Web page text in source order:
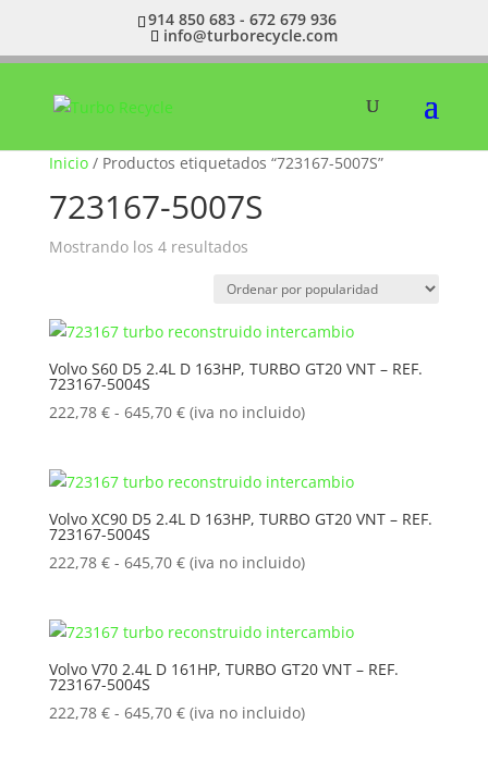
914 850 683 - 672 679 936
info@turborecycle.com
Inicio/ Productos etiquetados “723167-5007S”
723167-5007S
Mostrando los 4 resultadosOrdenado
popularidad
Volvo S60 D5 2.4L D 163HP, TURBO GT20 VNT – REF.
723167-5004S
222,78 € - 645,70 €Rango
desde
222,78 €
645,70 €
(iva no incluido)
Volvo XC90 D5 2.4L D 163HP, TURBO GT20 VNT – REF.
723167-5004S
222,78 € - 645,70 €Rango
desde
222,78 €
645,70 €
(iva no incluido)
Volvo V70 2.4L D 161HP, TURBO GT20 VNT – REF.
723167-5004S
222,78 € - 645,70 €Rango
(iva no incluido)